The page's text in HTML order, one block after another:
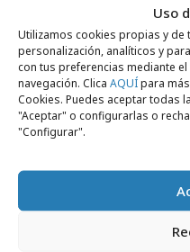
Uso
Utilizamos cookies propias y de
personalización, analíticos y
con tus preferencias mediante
navegación. Clica AQUÍpara
Cookies. Puedes aceptar todas
"Aceptar" o configurarlas o
"Configurar".